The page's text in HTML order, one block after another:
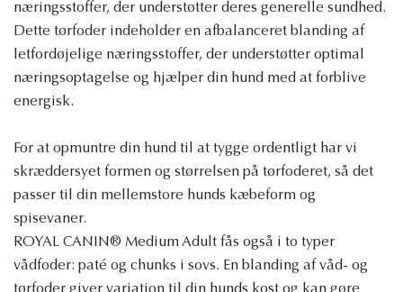
næringsstoffer, der understøtter deres generelle sundhed.
Dette tørfoder indeholder en afbalanceret blanding af
letfordøjelige næringsstoffer, der understøtter optimal
næringsoptagelse og hjælper din hund med at forblive
energisk.
For at opmuntre din hund til at tygge ordentligt har vi
skræddersyet formen og størrelsen på tørfoderet, så det
passer til din mellemstore hunds kæbeform og
spisevaner.
ROYAL CANIN® Medium Adult fås også i to typer
vådfoder: paté og chunks i sovs. En blanding af våd- og